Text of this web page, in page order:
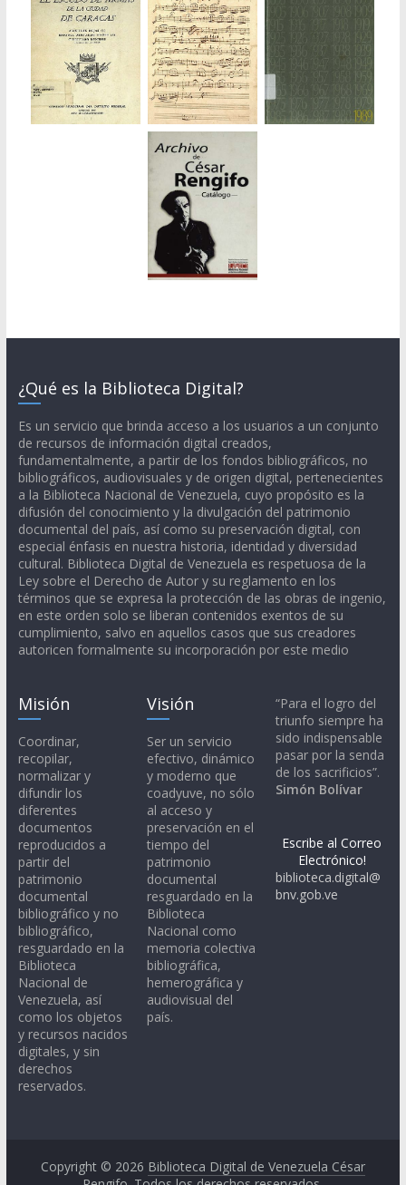
¿Qué es la Biblioteca Digital?
Es un servicio que brinda acceso a los usuarios a un conjunto
de recursos de información digital creados,
fundamentalmente, a partir de los fondos bibliográficos, no
bibliográficos, audiovisuales y de origen digital, pertenecientes
a la Biblioteca Nacional de Venezuela, cuyo propósito es la
difusión del conocimiento y la divulgación del patrimonio
documental del país, así como su preservación digital, con
especial énfasis en nuestra historia, identidad y diversidad
cultural. Biblioteca Digital de Venezuela es respetuosa de la
Ley sobre el Derecho de Autor y su reglamento en los
términos que se expresa la protección de las obras de ingenio,
en este orden solo se liberan contenidos exentos de su
cumplimiento, salvo en aquellos casos que sus creadores
autoricen formalmente su incorporación por este medio
Misión
Coordinar,
recopilar,
normalizar y
difundir los
diferentes
documentos
reproducidos a
partir del
patrimonio
documental
bibliográfico y no
bibliográfico,
resguardado en la
Biblioteca
Nacional de
Venezuela, así
como los objetos
y recursos nacidos
digitales, y sin
derechos
reservados.
Visión
Ser un servicio
efectivo, dinámico
y moderno que
coadyuve, no sólo
al acceso y
preservación en el
tiempo del
patrimonio
documental
resguardado en la
Biblioteca
Nacional como
memoria colectiva
bibliográfica,
hemerográfica y
audiovisual del
país.
“Para el logro del
triunfo siempre ha
sido indispensable
pasar por la senda
de los sacrificios”.
Simón Bolívar
Escribe al Correo
Electrónico!
biblioteca.digital@
bnv.gob.ve
Copyright © 2026 Biblioteca Digital de Venezuela César